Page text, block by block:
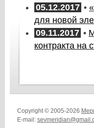
05.12.2017 •
для новой
09.11.2017 •
контракта на
Copyright © 2005-2026
E-mail: